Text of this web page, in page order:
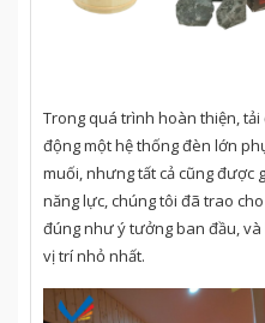
Trong quá trình hoàn thiện,
động một hệ thống đèn lớn
muối, nhưng tất cả cũng được
năng lực, chúng tôi đã trao
đúng như ý tưởng ban đầu,
vị trí nhỏ nhất.